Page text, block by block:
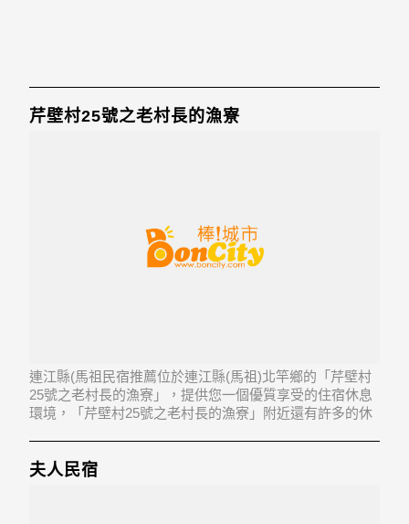
芹壁村25號之老村長的漁寮
連江縣(馬祖民宿推薦位於連江縣(馬祖)北竿鄉的「芹壁村
25號之老村長的漁寮」，提供您一個優質享受的住宿休息
環境，「芹壁村25號之老村長的漁寮」附近還有許多的休
夫人民宿